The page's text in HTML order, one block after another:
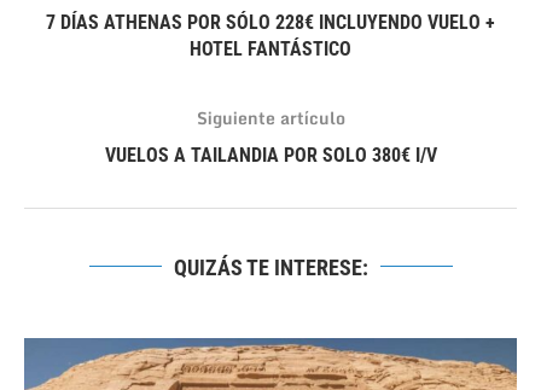
7 DÍAS ATHENAS POR SÓLO 228€ INCLUYENDO VUELO +
HOTEL FANTÁSTICO
Siguiente artículo
VUELOS A TAILANDIA POR SOLO 380€ I/V
QUIZÁS TE INTERESE: